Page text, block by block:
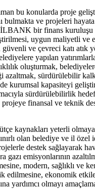
bu konularda proje
bulmakta ve projeleri
İLBANK bir finans kuruluşu
uygun maliyetli ve
ve çevreci katı atık
yapılan
oluşturmak,
sürdürülebilir
kurumsal kapasiteyi
sürdürülebilirlik
finansal ve teknik
kaynakları yeterli
olan belediye ve il özel
destek sağlayarak
gazı emisyonlarının
modern, sağlıklı ve
edilmesine, ekonomik
yardımcı olmayı